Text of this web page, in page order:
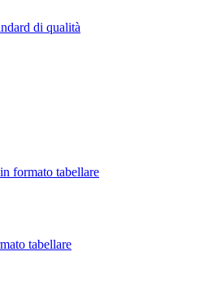
di qualità
formato tabellare
tabellare